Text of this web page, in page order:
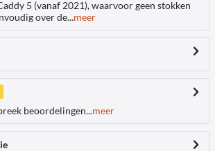
5 (vanaf 2021), waarvoor geen stokken
over de...meer
beoordelingen...meer